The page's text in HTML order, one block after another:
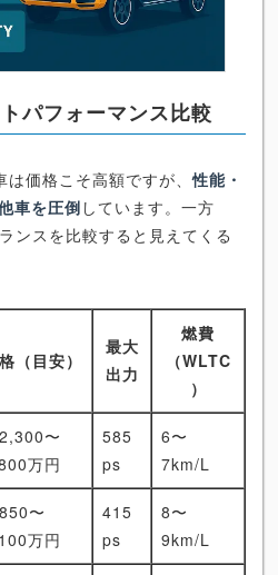
パフォーマンス比較
価格こそ高額ですが、性能・
車を圧倒 しています。一方
ンスを比較すると見えてくる
（目安）
最大
出力
燃費
（WLTC
）
〜
万円
585
ps
6〜
7km/L
〜
万円
415
ps
8〜
9km/L